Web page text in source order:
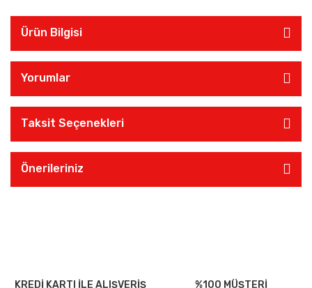
Ürün Bilgisi
Yorumlar
Taksit Seçenekleri
Önerileriniz
KREDİ KARTI İLE ALIŞVERİŞ
%100 MÜŞTERİ